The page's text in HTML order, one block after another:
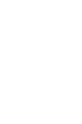
的在等待家庭新成